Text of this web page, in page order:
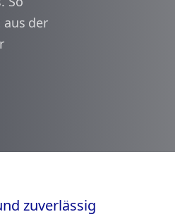
der
zuverlässig